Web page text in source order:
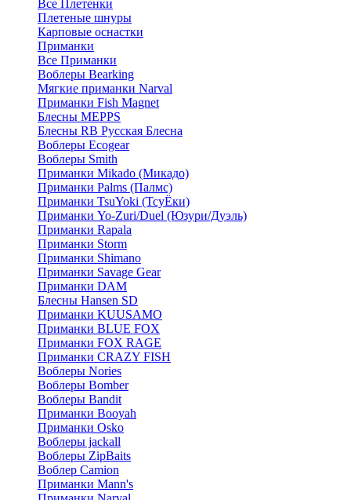
Все Плетенки
Плетеные шнуры
Карповые оснастки
Приманки
Все Приманки
Воблеры Bearking
Мягкие приманки Narval
Приманки Fish Magnet
Блесны MEPPS
Блесны RB Русская Блесна
Воблеры Ecogear
Воблеры Smith
Приманки Mikado (Микадо)
Приманки Palms (Палмс)
Приманки TsuYoki (ТсуЁки)
Приманки Yo-Zuri/Duel (Юзури/Дуэль)
Приманки Rapala
Приманки Storm
Приманки Shimano
Приманки Savage Gear
Приманки DAM
Блесны Hansen SD
Приманки KUUSAMO
Приманки BLUE FOX
Приманки FOX RAGE
Приманки CRAZY FISH
Воблеры Nories
Воблеры Bomber
Воблеры Bandit
Приманки Booyah
Приманки Osko
Воблеры jackall
Воблеры ZipBaits
Воблер Camion
Приманки Mann's